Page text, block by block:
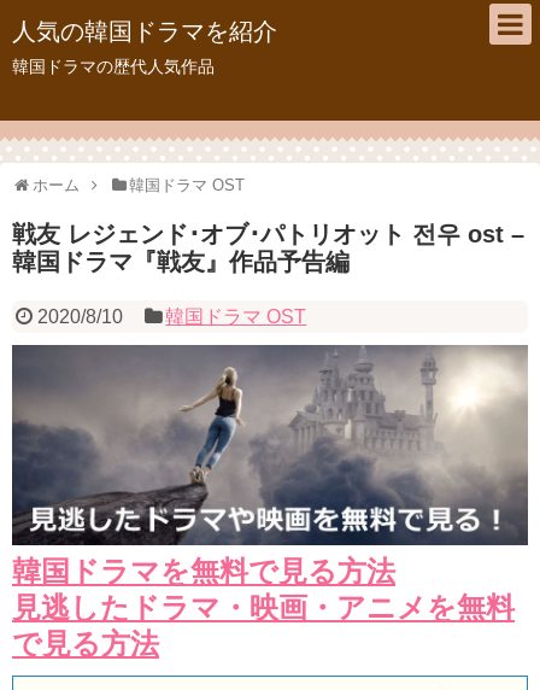
人気の韓国ドラマを紹介
韓国ドラマの歴代人気作品
ホーム 韓国ドラマ OST
戦友 レジェンド･オブ･パトリオット 전우 ost –
韓国ドラマ『戦友』作品予告編
2020/8/10 韓国ドラマ OST
韓国ドラマを無料で見る方法
見逃したドラマ・映画・アニメを無料
で見る方法